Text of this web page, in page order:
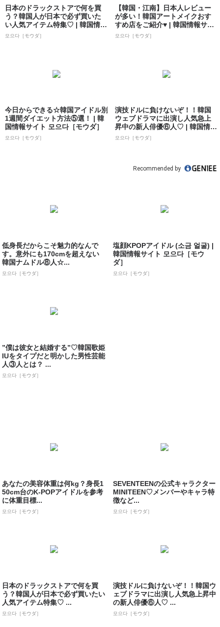
日本のドラックストアで何を買
う？韓国人が日本で必ず買いた
い人気アイテム特集♡ | 韓国情報
サイト ...
모으다［モウダ］
【韓国・江南】日本人レビュー
が多い！韓国アートメイクおす
すめ店をご紹介♥ | 韓国情報サイ
ト 모으...
모으다［モウダ］
今日からできる☆韓国アイドル別
1週間ダイエット方法⑤選！ | 韓
国情報サイト 모으다［モウダ］
모으다［モウダ］
演技ドルに負けないぞ！！韓国
ウェブドラマに出演し人気急上
昇中の新人俳優⑥人♡ | 韓国情報
サイト ...
모으다［モウダ］
Recommended by
低身長だからこそ魅力的なんで
す。意外にも170cmを超えない
韓国ナムドル⑧人☆...
모으다［モウダ］
塩顔KPOPアイドル (소금 얼굴) |
韓国情報サイト 모으다［モウ
ダ］
모으다［モウダ］
”僕は彼女と結婚する”♡韓国歌姫
IUをタイプだと明かした男性芸能
人③人とは？ ...
모으다［モウダ］
あなたの美容体重は何kg？身長1
50cm台のK-POPアイドルを参考
に体重目標...
모으다［モウダ］
SEVENTEENの公式キャラクター
MINITEEN♡メンバーやキャラ特
徴など...
모으다［モウダ］
日本のドラックストアで何を買
う？韓国人が日本で必ず買いたい
人気アイテム特集♡ ...
모으다［モウダ］
演技ドルに負けないぞ！！韓国ウ
ェブドラマに出演し人気急上昇中
の新人俳優⑥人♡ ...
모으다［モウダ］